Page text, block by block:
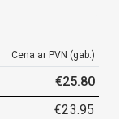
Cena ar PVN (gab.)
€25.80
€23.95